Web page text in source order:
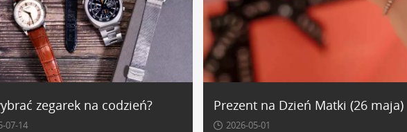
zegarek na codzień?
07-14
Prezent na Dzień Matki (26 maja)
2026-05-01